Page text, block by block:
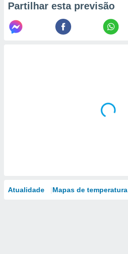
Partilhar esta previsão
Atualidade Mapas de temperatura